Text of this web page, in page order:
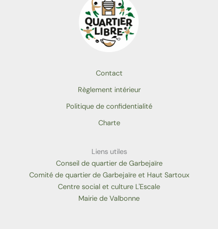
Contact
Règlement intérieur
Politique de confidentialité
Charte
Liens utiles
Conseil de quartier de Garbejaïre
Comité de quartier de Garbejaïre et Haut Sartoux
Centre social et culture L'Escale
Mairie de Valbonne